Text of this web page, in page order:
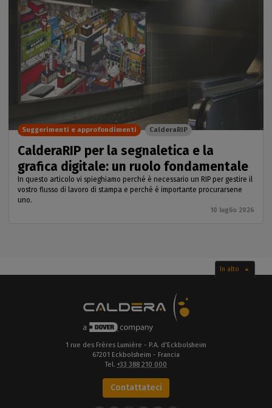
CalderaRIP per la segnaletica e la
grafica digitale: un ruolo fondamentale
In questo articolo vi spieghiamo perché è necessario un RIP per gestire il
vostro flusso di lavoro di stampa e perché è importante procurarsene
uno.
10 luglio 2026
Suggerimenti e approfondimenti CalderaRIP
In alto
1 rue des Frères Lumière - P.A. d'Eckbolsheim
67201 Eckbolsheim - Francia
Tel. +33 388 210 000
Contattateci